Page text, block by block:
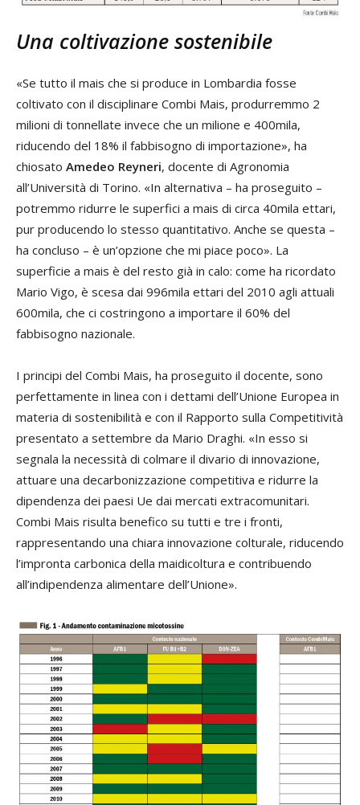
Una coltivazione sostenibile
«Se tutto il mais che si produce in Lombardia fosse
coltivato con il disciplinare Combi Mais, produrremmo 2
milioni di tonnellate invece che un milione e 400mila,
riducendo del 18% il fabbisogno di importazione», ha
chiosato Amedeo Reyneri, docente di Agronomia
all’Università di Torino. «In alternativa – ha proseguito –
potremmo ridurre le superfici a mais di circa 40mila ettari,
pur producendo lo stesso quantitativo. Anche se questa –
ha concluso – è un’opzione che mi piace poco». La
superficie a mais è del resto già in calo: come ha ricordato
Mario Vigo, è scesa dai 996mila ettari del 2010 agli attuali
600mila, che ci costringono a importare il 60% del
fabbisogno nazionale.
I principi del Combi Mais, ha proseguito il docente, sono
perfettamente in linea con i dettami dell’Unione Europea in
materia di sostenibilità e con il Rapporto sulla Competitività
presentato a settembre da Mario Draghi. «In esso si
segnala la necessità di colmare il divario di innovazione,
attuare una decarbonizzazione competitiva e ridurre la
dipendenza dei paesi Ue dai mercati extracomunitari.
Combi Mais risulta benefico su tutti e tre i fronti,
rappresentando una chiara innovazione colturale, riducendo
l’impronta carbonica della maidicoltura e contribuendo
all’indipendenza alimentare dell’Unione».